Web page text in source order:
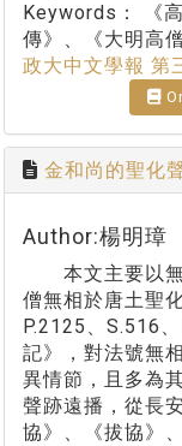
Keywords：
《
傳》、《大明高
政大中文學報 第
金和尚的聖化
Author:楊明璋
本文主要以無
僧無相於唐土聖
P.2125、S.516
記》，對法號無
異情節，且多為
聲跡遠播，從長
協》、《拔協》